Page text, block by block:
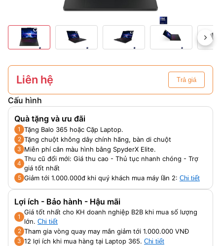
Liên hệ Trả giá
Cấu hình
Quà tặng và ưu đãi
1 Tặng Balo 365 hoặc Cặp Laptop.
2 Tặng chuột không dây chính hãng, bàn di chuột
3 Miễn phí cân màu hình bằng SpyderX Elite.
4
Thu cũ đổi mới: Giá thu cao - Thủ tục nhanh chóng - Trợ
giá tốt nhất
5 Giảm tới 1.000.000đ khi quý khách mua máy lần 2: Chi tiết
Lợi ích - Bảo hành - Hậu mãi
1
Giá tốt nhất cho KH doanh nghiệp B2B khi mua số lượng
lớn. Chi tiết
2 Tham gia vòng quay may mắn giảm tới 1.000.000 VNĐ
3 12 lợi ích khi mua hàng tại Laptop 365. Chi tiết